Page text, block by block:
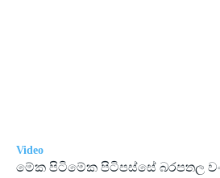
Video
මේක පිටිමේක පිටිපස්සේ බරපතල